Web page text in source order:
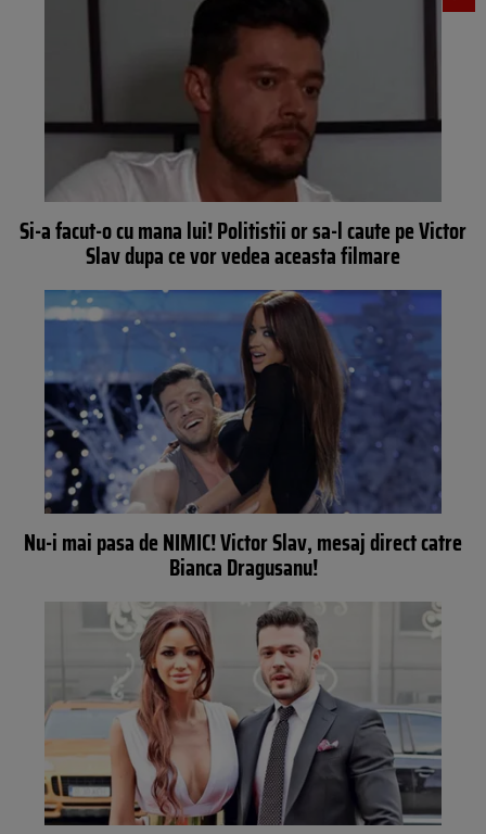
Si-a facut-o cu mana lui! Politistii or sa-l caute pe Victor
Slav dupa ce vor vedea aceasta filmare
Nu-i mai pasa de NIMIC! Victor Slav, mesaj direct catre
Bianca Dragusanu!